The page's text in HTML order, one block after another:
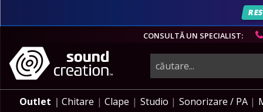
CONSULTĂ UN SPECIALIST:
instrumente
Outlet Chitare Clape Studio Sonorizare / PA